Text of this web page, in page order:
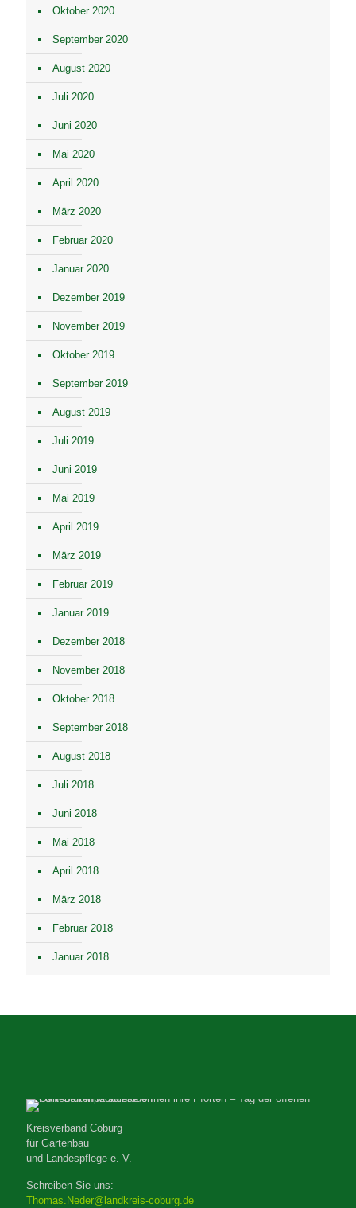
Oktober 2020
September 2020
August 2020
Juli 2020
Juni 2020
Mai 2020
April 2020
März 2020
Februar 2020
Januar 2020
Dezember 2019
November 2019
Oktober 2019
September 2019
August 2019
Juli 2019
Juni 2019
Mai 2019
April 2019
März 2019
Februar 2019
Januar 2019
Dezember 2018
November 2018
Oktober 2018
September 2018
August 2018
Juli 2018
Juni 2018
Mai 2018
April 2018
März 2018
Februar 2018
Januar 2018
Kreisverband Coburg
für Gartenbau
und Landespflege e. V.
Schreiben Sie uns:
Thomas.Neder@landkreis-coburg.de